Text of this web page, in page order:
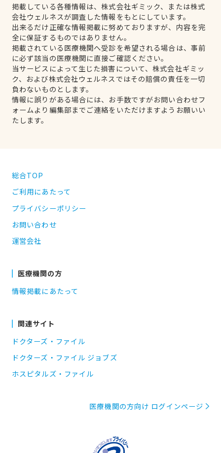
掲載している各種情報は、株式会社ギミック、または株式
会社ウェルネスが調査した情報をもとにしています。
出来るだけ正確な情報掲載に努めておりますが、内容を完
全に保証するものではありません。
掲載されている医療機関へ受診を希望される場合は、事前
に必ず該当の医療機関に直接ご確認ください。
当サービスによって生じた損害について、株式会社ギミッ
ク、および株式会社ウェルネスではその賠償の責任を一切
負わないものとします。
情報に誤りがある場合には、お手数ですがお問い合わせフ
ォームより編集部までご連絡をいただけますようお願いい
たします。
総合TOP
ご利用にあたって
プライバシーポリシー
お問い合わせ
運営会社
医療機関の方
情報掲載にあたって
関連サイト
ドクターズ・ファイル
ドクターズ・ファイル ジョブズ
ホスピタルズ・ファイル
医療機関の方向け ログインページ